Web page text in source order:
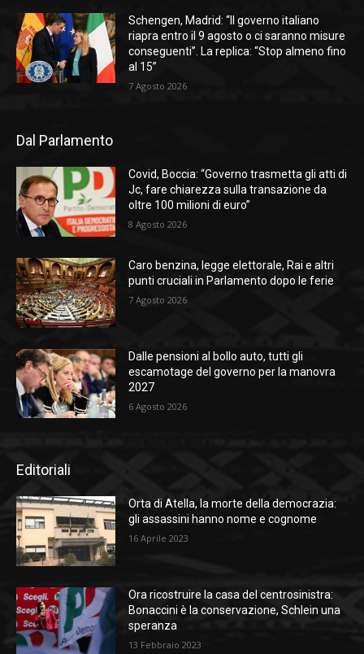
Schengen, Madrid: “Il governo italiano
riapra entro il 9 agosto o ci saranno misure
conseguenti”. La replica: “Stop almeno fino
al 15”
7 Agosto 2026
Dal Parlamento
Covid, Boccia: “Governo trasmetta gli atti di
Jc, fare chiarezza sulla transazione da
oltre 100 milioni di euro”
8 Agosto 2026
Caro benzina, legge elettorale, Rai e altri
punti cruciali in Parlamento dopo le ferie
7 Agosto 2026
Dalle pensioni al bollo auto, tutti gli
escamotage del governo per la manovra
2027
6 Agosto 2026
Editoriali
Orta di Atella, la morte della democrazia:
gli assassini hanno nome e cognome
16 Aprile 2023
Ora ricostruire la casa del centrosinistra:
Bonaccini è la conservazione, Schlein una
speranza
13 Febbraio 2023